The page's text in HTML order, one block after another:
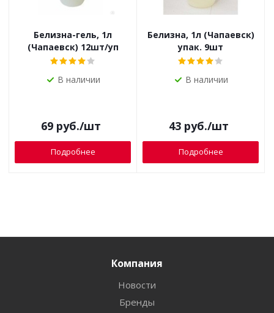
Белизна-гель, 1л
(Чапаевск) 12шт/уп
В наличии
69руб./шт
Подробнее
Белизна, 1л (Чапаевск)
упак. 9шт
В наличии
43руб./шт
Подробнее
Компания
Новости
Бренды